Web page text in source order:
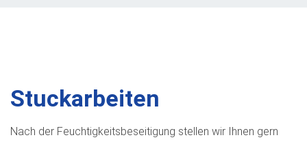
Stuckarbeiten
Nach der Feuchtigkeitsbeseitigung stellen wir Ihnen gern